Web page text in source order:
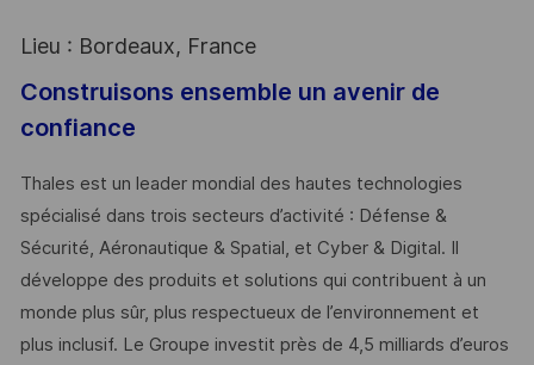
Lieu : Bordeaux, France
Construisons ensemble un avenir de
confiance
Thales est un leader mondial des hautes technologies
spécialisé dans trois secteurs d’activité : Défense &
Sécurité, Aéronautique & Spatial, et Cyber & Digital. Il
développe des produits et solutions qui contribuent à un
monde plus sûr, plus respectueux de l’environnement et
plus inclusif. Le Groupe investit près de 4,5 milliards d’euros